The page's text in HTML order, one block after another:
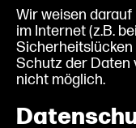
Wir weisen
im Internet (z.B.
Sicherheitslücken
Schutz der Daten
nicht möglich.